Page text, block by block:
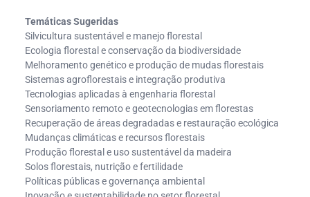
Temáticas Sugeridas
Silvicultura sustentável e manejo florestal
Ecologia florestal e conservação da biodiversidade
Melhoramento genético e produção de mudas florestais
Sistemas agroflorestais e integração produtiva
Tecnologias aplicadas à engenharia florestal
Sensoriamento remoto e geotecnologias em florestas
Recuperação de áreas degradadas e restauração ecológica
Mudanças climáticas e recursos florestais
Produção florestal e uso sustentável da madeira
Solos florestais, nutrição e fertilidade
Políticas públicas e governança ambiental